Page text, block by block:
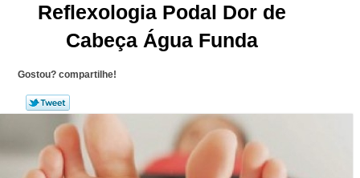
Reflexologia Podal Dor de
Cabeça Água Funda
Gostou? compartilhe!